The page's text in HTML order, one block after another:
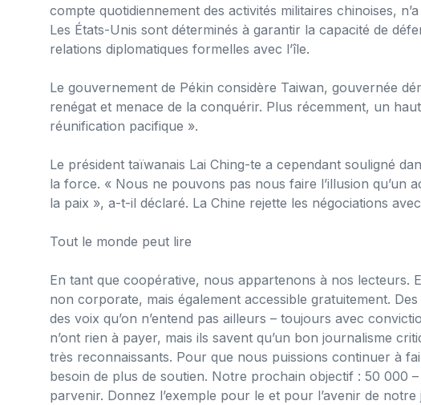
compte quotidiennement des activités militaires chinoises,
Les États-Unis sont déterminés à garantir la capacité de
relations diplomatiques formelles avec l’île.
Le gouvernement de Pékin considère Taiwan, gouvernée
renégat et menace de la conquérir. Plus récemment, un
réunification pacifique ».
Le président taïwanais Lai Ching-te a cependant souligné
la force. « Nous ne pouvons pas nous faire l’illusion qu’un
la paix », a-t-il déclaré. La Chine rejette les négociations
Tout le monde peut lire
En tant que coopérative, nous appartenons à nos lecteurs.
non corporate, mais également accessible gratuitement.
des voix qu’on n’entend pas ailleurs – toujours avec
n’ont rien à payer, mais ils savent qu’un bon journalisme
très reconnaissants. Pour que nous puissions continuer à
besoin de plus de soutien. Notre prochain objectif : 50 000
parvenir. Donnez l’exemple pour le et pour l’avenir de